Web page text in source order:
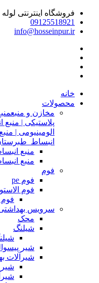
فروشگاه اینترنتی
09125518921
info@hosseinpur.ir
خانه
محصولات
مخازن و منبع
پلاستیکی | منبع
الومینیومی |
انبساط طبرستان
منبع
منبع
فوم
فوم pe
فوم
سرویس
محک
شیلنگ
شیر
شیرآلات